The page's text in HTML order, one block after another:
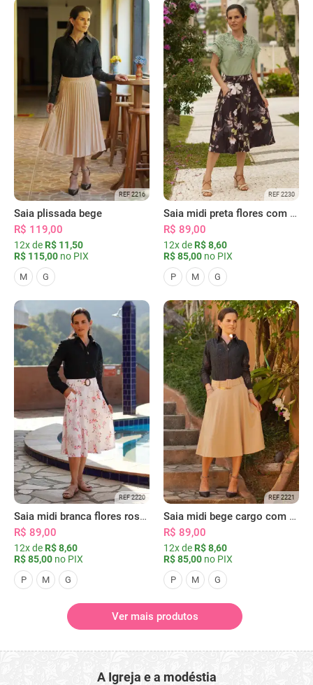
REF 2216
Saia plissada bege
R$ 119,00
12x de R$ 11,50
R$ 115,00 no PIX
M G
REF 2230
Saia midi preta flores com bolsos
R$ 89,00
12x de R$ 8,60
R$ 85,00 no PIX
P M G
REF 2220
Saia midi branca flores rosas com bolsos
R$ 89,00
12x de R$ 8,60
R$ 85,00 no PIX
P M G
REF 2221
Saia midi bege cargo com bolsos
R$ 89,00
12x de R$ 8,60
R$ 85,00 no PIX
P M G
Ver mais produtos
A Igreja e a modéstia